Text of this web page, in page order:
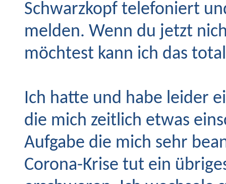
Schwarzkopf telefoniert
melden. Wenn du jetzt
möchtest kann ich das
Ich hatte und habe leider
die mich zeitlich etwas
Aufgabe die mich sehr
Corona-Krise tut ein